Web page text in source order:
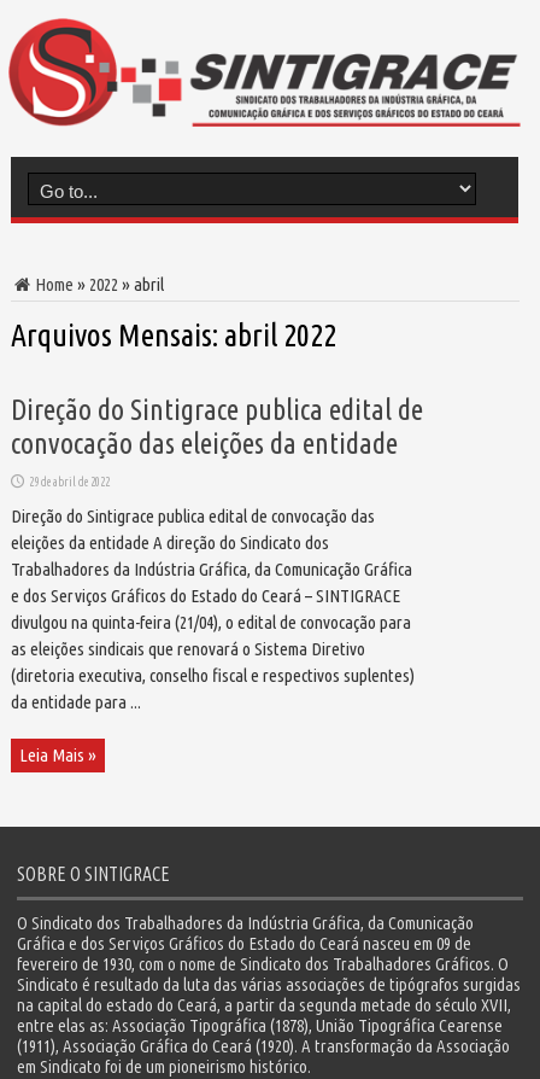
Home » 2022 »abril
Arquivos Mensais: abril 2022
Direção do Sintigrace publica edital de
convocação das eleições da entidade
29 de abril de 2022
Direção do Sintigrace publica edital de convocação das
eleições da entidade A direção do Sindicato dos
Trabalhadores da Indústria Gráfica, da Comunicação Gráfica
e dos Serviços Gráficos do Estado do Ceará – SINTIGRACE
divulgou na quinta-feira (21/04), o edital de convocação para
as eleições sindicais que renovará o Sistema Diretivo
(diretoria executiva, conselho fiscal e respectivos suplentes)
da entidade para ...
Leia Mais »
SOBRE O SINTIGRACE
O Sindicato dos Trabalhadores da Indústria Gráfica, da Comunicação
Gráfica e dos Serviços Gráficos do Estado do Ceará nasceu em 09 de
fevereiro de 1930, com o nome de Sindicato dos Trabalhadores Gráficos. O
Sindicato é resultado da luta das várias associações de tipógrafos surgidas
na capital do estado do Ceará, a partir da segunda metade do século XVII,
entre elas as: Associação Tipográfica (1878), União Tipográfica Cearense
(1911), Associação Gráfica do Ceará (1920). A transformação da Associação
em Sindicato foi de um pioneirismo histórico.